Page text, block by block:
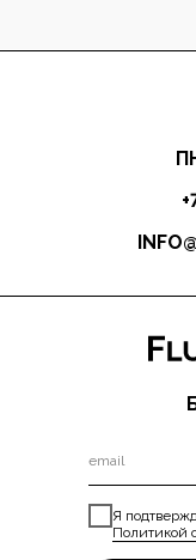
Я
Политикой